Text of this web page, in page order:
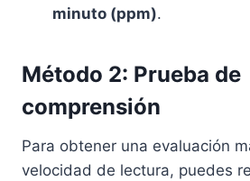
minuto (ppm).
Método 2: Prueba de
comprensión
Para obtener una evaluación
velocidad de lectura, puedes